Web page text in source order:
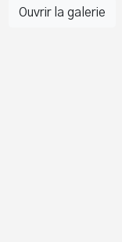
Ouvrir la galerie